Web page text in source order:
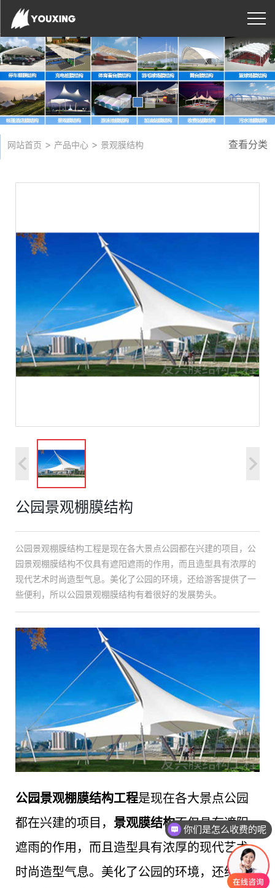
网站首页 > 产品中心 > 景观膜结构 查看分类
公园景观棚膜结构
公园景观棚膜结构工程是现在各大景点公园都在兴建的项目，公
园景观棚膜结构不仅具有遮阳遮雨的作用，而且造型具有浓厚的
现代艺术时尚造型气息。美化了公园的环境，还给游客提供了一
些便利，所以公园景观棚膜结构有着很好的发展势头。
公园景观棚膜结构工程是现在各大景点公园
都在兴建的项目， 景观膜结构不仅具有遮阳
遮雨的作用，而且造型具有浓厚的现代艺术
时尚造型气息。美化了公园的环境，还给游
你们是怎么收费的呢